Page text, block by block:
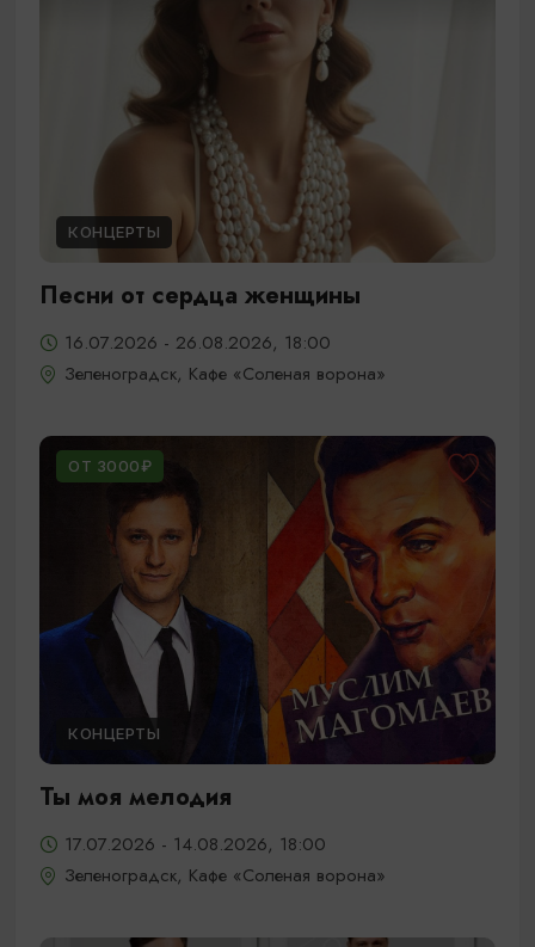
КОНЦЕРТЫ
Песни от сердца женщины
16.07.2026 - 26.08.2026, 18:00
Зеленоградск, Кафе «Соленая ворона»
ОТ 3000₽
КОНЦЕРТЫ
Ты моя мелодия
17.07.2026 - 14.08.2026, 18:00
Зеленоградск, Кафе «Соленая ворона»